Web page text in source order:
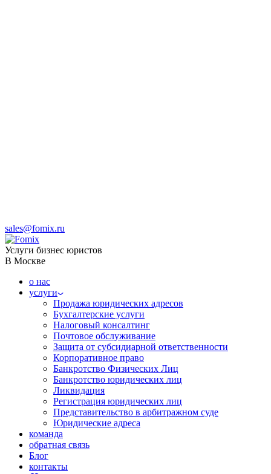
sales@fomix.ru
Услуги бизнес юристов
В Москве
о нас
услуги
Продажа юридических адресов
Бухгалтерские услуги
Налоговый консалтинг
Почтовое обслуживание
Защита от субсидиарной ответственности
Корпоративное право
Банкротство Физических Лиц
Банкротство юридических лиц
Ликвидация
Регистрация юридических лиц
Представительство в арбитражном суде
Юридические адреса
команда
обратная связь
Блог
контакты